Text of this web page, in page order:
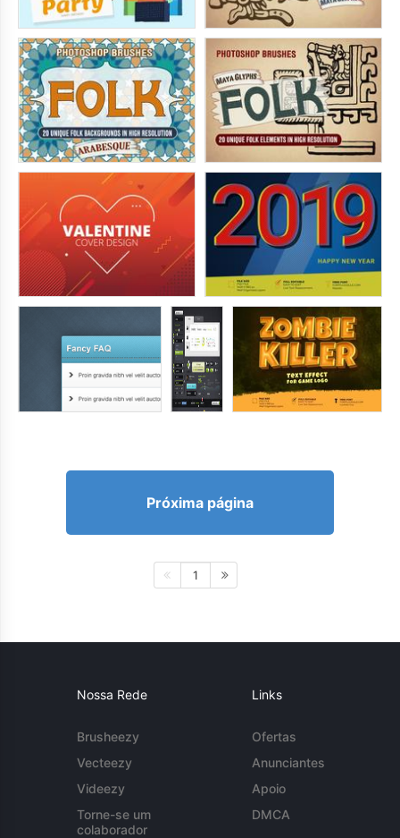
Próxima página
1
Nossa Rede
Brusheezy
Vecteezy
Videezy
Torne-se um
colaborador
Links
Ofertas
Anunciantes
Apoio
DMCA